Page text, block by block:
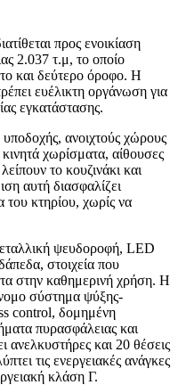
προς ενοικίαση
2.037 τ.μ, το οποίο
και δεύτερο όροφο. Η
ευέλικτη οργάνωση για
εγκατάστασης.
ανοιχτούς χώρους
χωρίσματα, αίθουσες
το κουζινάκι και
αυτή διασφαλίζει
του κτηρίου, χωρίς να
ψευδοροφή, LED
στοιχεία που
στην καθημερινή χρήση. Η
σύστημα ψύξης-
control, δομημένη
πυρασφάλειας και
ανελκυστήρες και 20 θέσεις
τις ενεργειακές ανάγκες
κλάση Γ.